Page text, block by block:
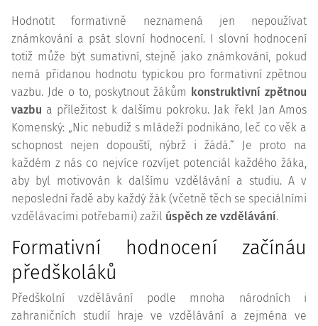
Hodnotit formativně neznamená jen nepoužívat
známkování a psát slovní hodnocení. I slovní hodnocení
totiž může být sumativní, stejně jako známkování, pokud
nemá přidanou hodnotu typickou pro formativní zpětnou
vazbu. Jde o to, poskytnout žákům konstruktivní zpětnou
vazbu a příležitost k dalšímu pokroku. Jak řekl Jan Amos
Komenský: „Nic nebudiž s mládeží podnikáno, leč co věk a
schopnost nejen dopouští, nýbrž i žádá.“ Je proto na
každém z nás co nejvíce rozvíjet potenciál každého žáka,
aby byl motivován k dalšímu vzdělávání a studiu. A v
neposlední řadě aby každý žák (včetně těch se speciálními
vzdělávacími potřebami) zažil úspěch ze vzdělávání.
Formativní hodnocení začínáu
předškoláků
Předškolní vzdělávání podle mnoha národních i
zahraničních studií hraje ve vzdělávání a zejména ve